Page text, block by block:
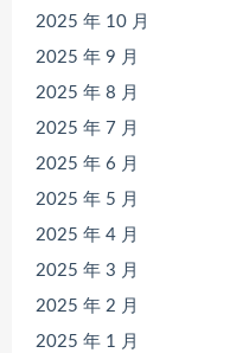
2025 年 10 月
2025 年 9 月
2025 年 8 月
2025 年 7 月
2025 年 6 月
2025 年 5 月
2025 年 4 月
2025 年 3 月
2025 年 2 月
2025 年 1 月